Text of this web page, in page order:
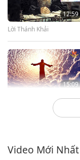
12:59
Lời Thánh Khải
15:09
15:08
Video Mới Nhất